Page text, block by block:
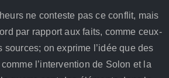
ne conteste pas ce conflit, mais
par rapport aux faits, comme ceux-
sources; on exprime l’idée que des
comme l’intervention de Solon et la